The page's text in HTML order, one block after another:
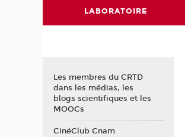
LABORATOIRE
Les membres du CRTD
dans les médias, les
blogs scientifiques et les
MOOCs
CinéClub Cnam